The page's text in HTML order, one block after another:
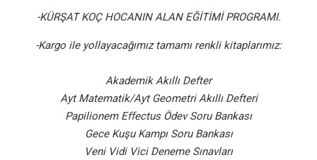
-KÜRŞAT KOÇ HOCANIN ALAN EĞİTİMİ PROGRAMI.
-Kargo ile yollayacağımız tamamı renkli kitaplarımız:
Akademik Akıllı Defter
Ayt Matematik/Ayt Geometri Akıllı Defteri
Papilionem Effectus Ödev Soru Bankası
Gece Kuşu Kampı Soru Bankası
Veni Vidi Vici Deneme Sınavları